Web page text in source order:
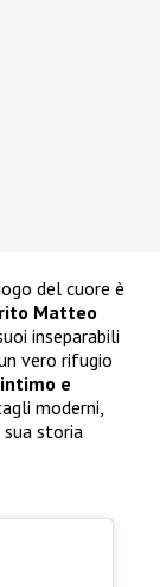
del cuore è
Matteo
inseparabili
vero rifugio
e
moderni,
storia